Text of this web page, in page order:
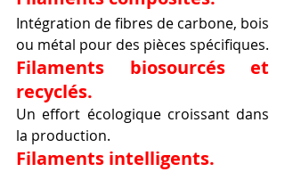
Intégration de fibres de carbone, bois
ou métal pour des pièces spécifiques.
Filaments biosourcés et
recyclés.
Un effort écologique croissant dans
la production.
Filaments intelligents.